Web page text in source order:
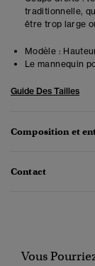
traditionnelle,
être trop large
Modèle :
Le mannequin
Guide Des Tailles
Composition et
Contact
Vous